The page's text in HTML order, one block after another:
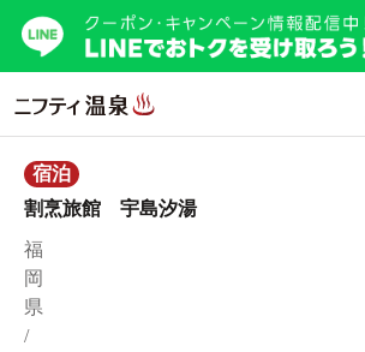
宿泊
割烹旅館 宇島汐湯
福
岡
県
/